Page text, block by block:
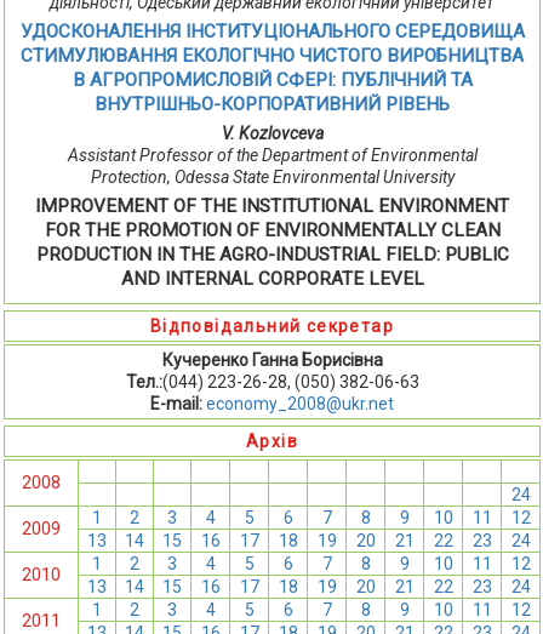
УДОСКОНАЛЕННЯ ІНСТИТУЦІОНАЛЬНОГО СЕРЕДОВИЩА
СТИМУЛЮВАННЯ ЕКОЛОГІЧНО ЧИСТОГО ВИРОБНИЦТВА
В АГРОПРОМИСЛОВІЙ СФЕРІ: ПУБЛІЧНИЙ ТА
ВНУТРІШНЬО-КОРПОРАТИВНИЙ РІВЕНЬ
V. Kozlovceva
Assistant Professor of the Department of Environmental
Protection, Odessa State Environmental University
IMPROVEMENT OF THE INSTITUTIONAL ENVIRONMENT
FOR THE PROMOTION OF ENVIRONMENTALLY CLEAN
PRODUCTION IN THE AGRO-INDUSTRIAL FIELD: PUBLIC
AND INTERNAL CORPORATE LEVEL
Відповідальний секретар
Кучеренко Ганна Борисівна
Тел.:(044) 223-26-28, (050) 382-06-63
E-mail:economy_2008@ukr.net
Архів
2008
24
2009
1 2 3 4 5 6 7 8 9 10 11
12
13
14 15 16 17 18 19 20 21 22 23
24
2010
1 2 3 4 5 6 7 8 9 10 11
12
13
14 15 16 17 18 19 20 21 22 23
24
2011
1 2 3 4 5 6 7 8 9 10 11
12